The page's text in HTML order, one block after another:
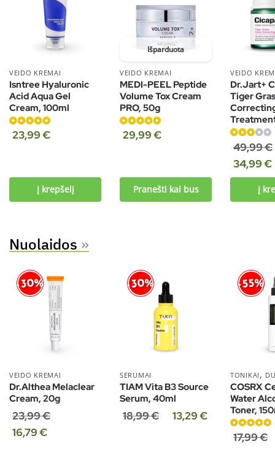
VEIDO KREMAI
Isntree Hyaluronic
Acid Aqua Gel
Cream, 100ml
Įvertinimas:
23,99€
Į krepšelį
Išparduota
VEIDO KREMAI
MEDI-PEEL Peptide
Volume Tox Cream
PRO, 50g
Įvertinimas:
29,99€
Pranešti kai bus
VEIDO
Dr.Jart+
Tiger
Įvertinimas:
iš 5
49,99€
34,99€
Į
Nuolaidos »
-30%
VEIDO KREMAI
Dr.Althea Melaclear
Cream, 20g
23,99€
16,79€
-30%
SERUMAI
TIAM Vita B3 Source
Serum, 40ml
18,99€ 13,29€
-55%
TONIKAI ,
COSRX
Water
Toner,
Įvertinimas:
5.00
17,99€